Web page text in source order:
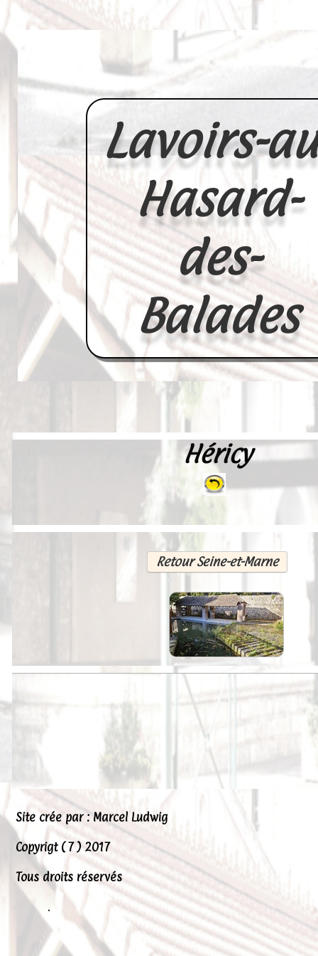
Lavoirs-
Hasard-
des-
Balades
Videos--Lavoirs
Un Peu d'Histoire
Outils-des-Lavandières
Cartes Postales-Anciennes et
Presse
Liens
Héricy
Retour Seine-et-Marne
Site crée par : Marcel Ludwig
Copyrigt ( 7 ) 2017
Tous droits réservés
.